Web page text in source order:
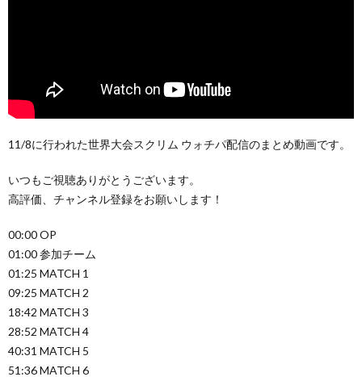
11/8に行われた世界大会スクリム ウォチパ配信のまとめ動画です。
いつもご視聴ありがとうございます。
高評価、チャンネル登録をお願いします！
00:00 OP
01:00 参加チーム
01:25 MATCH 1
09:25 MATCH 2
18:42 MATCH 3
28:52 MATCH 4
40:31 MATCH 5
51:36 MATCH 6